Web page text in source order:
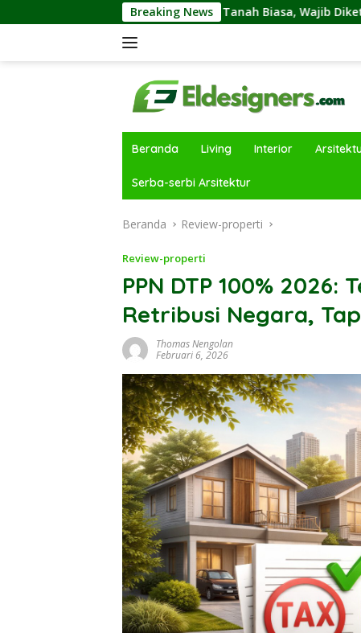
ke
Breaking News
Tanah Kavling dan Tanah Biasa, Wajib Diketahui
Beranda Living Interior
Serba-serbi Arsitektur
Beranda Review-properti
Review-properti
PPN DTP 100%
Retribusi Negara,
Thomas Nengolan
Februari 6, 2026